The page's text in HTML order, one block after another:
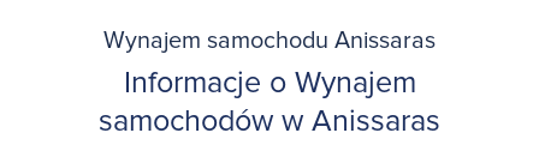
Wynajem samochodu Anissaras
Informacje o Wynajem
samochodów w Anissaras